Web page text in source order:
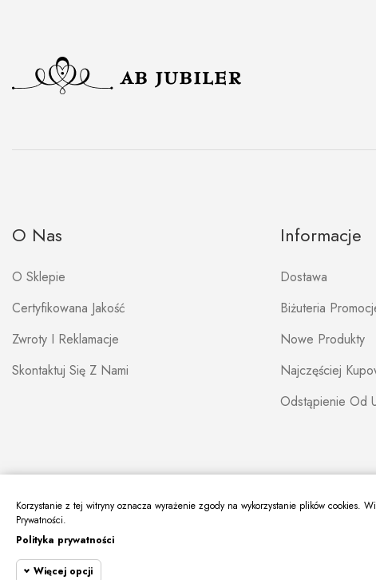
O Nas
O Sklepie
Certyfikowana Jakość
Zwroty I Reklamacje
Skontaktuj Się Z Nami
Informacje
Dostawa
Biżuteria
Nowe Produkty
Najczęściej
Odstąpienie Od
Korzystanie z tej witryny oznacza wyrażenie zgody na wykorzystanie plików cookies.
Prywatności.
Polityka prywatności
Więcej opcji